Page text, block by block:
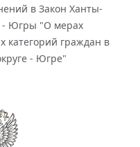
в Закон Ханты-
- Югры "О мерах
категорий граждан в
- Югре"